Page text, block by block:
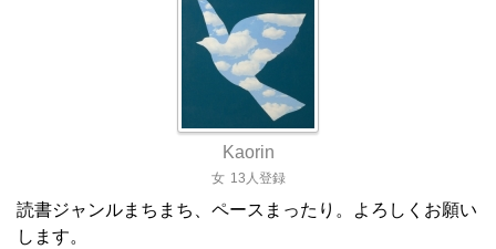
Kaorin
女 13人登録
読書ジャンルまちまち、ペースまったり。よろしくお願い
します。